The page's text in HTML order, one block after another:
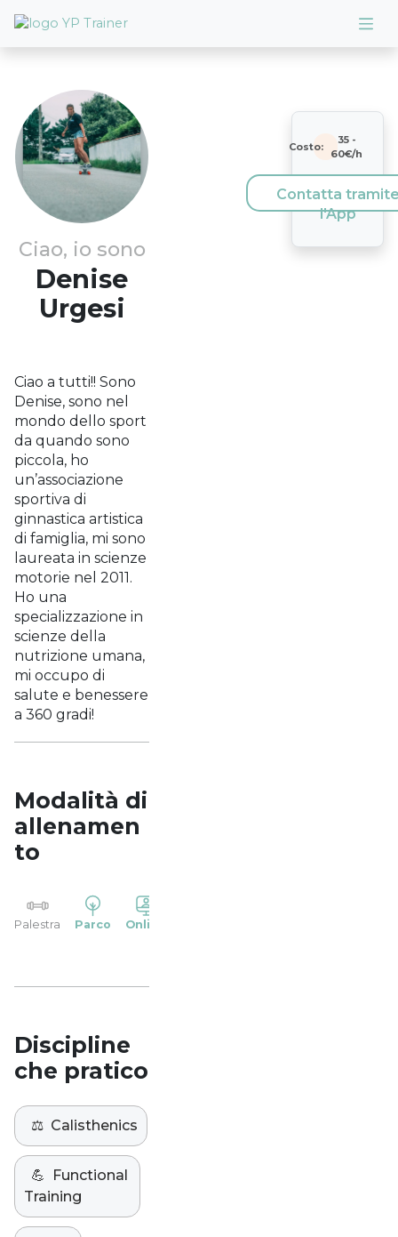
Ciao, io sono
Denise
Urgesi
Ciao a tutti!! Sono
Denise, sono nel
mondo dello sport
da quando sono
piccola, ho
un’associazione
sportiva di
ginnastica artistica
di famiglia, mi sono
laureata in scienze
motorie nel 2011.
Ho una
specializzazione in
scienze della
nutrizione umana,
mi occupo di
salute e benessere
a 360 gradi!
Modalità di
allenamen
to
Palestra Parco Online
Discipline
che pratico
⚖️ Calisthenics
💪
Functional
Training
Costo:
35-
60€/h
Contatta
l'App